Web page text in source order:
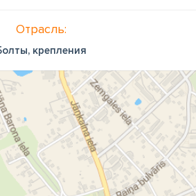
Отрасль:
крепления